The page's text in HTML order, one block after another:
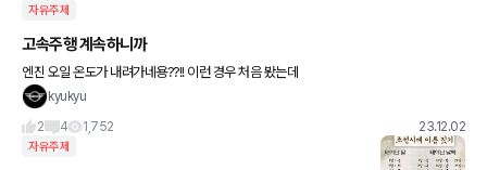
자유주제
고속주행 계속하니까
엔진 오일 온도가 내려가네용??!! 이런 경우 처음 봤는데
kyukyu
2
4 1,752 23.12.02
자유주제